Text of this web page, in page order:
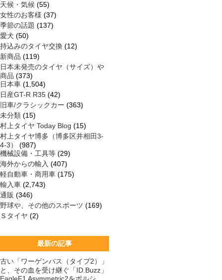
天候・気候 (55)
女性のお客様 (37)
季節の話題 (137)
愛犬 (50)
持込みのタイヤ交換 (12)
新商品 (119)
日本未発売のタイヤ（サイズ）や
商品 (373)
日本車 (1,504)
日産GT-R R35 (42)
旧車/クラシックカー (363)
未分類 (15)
村上タイヤ Today Blog (15)
村上タイヤ博多（博多区井相田3-
4-3）
(987)
機械設備・工具等 (29)
海外からの輸入 (407)
軽自動車・商用車 (175)
輸入車 (2,743)
通販 (346)
野球や、その他のスポーツ (169)
Ｓタイヤ (2)
最新の記事
古い「ワーゲンバス（タイプ2）」
と、その血を受け継ぐ「ID.Buzz」